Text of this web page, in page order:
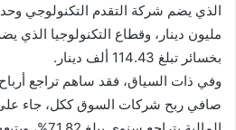
مليون دينار، وقطاع التكنولوجيا الذي
بخسائر تبلغ 114.43 ألف دينار.
صافي ربح شركات السوق ككل، جاء